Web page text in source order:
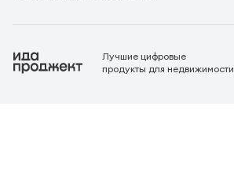
Лучшие цифровые
продукты для недвижимости